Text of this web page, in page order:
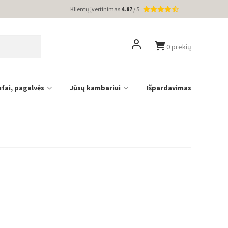
Klientų įvertinimas 4.87 / 5
0 prekių
pagalvės Jūsų kambariui Išpardavimas